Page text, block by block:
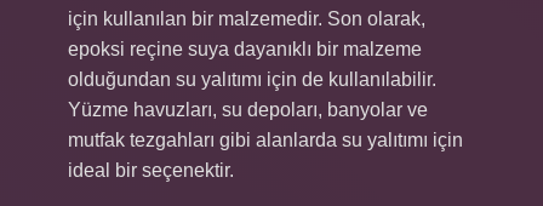
için kullanılan bir malzemedir. Son olarak,
epoksi reçine suya dayanıklı bir malzeme
olduğundan su yalıtımı için de kullanılabilir.
Yüzme havuzları, su depoları, banyolar ve
mutfak tezgahları gibi alanlarda su yalıtımı için
ideal bir seçenektir.